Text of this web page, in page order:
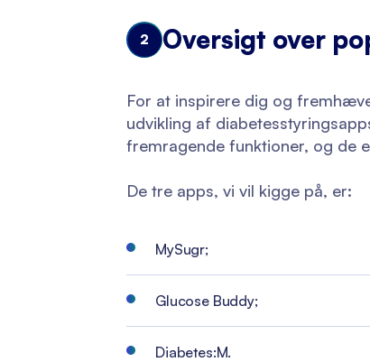
2 Oversigt over
For at inspirere dig og
udvikling af
fremragende funktioner, og de
De tre apps, vi vil kigge på, er:
MySugr;
Glucose Buddy;
Diabetes:M.